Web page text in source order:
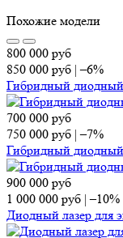
Похожие модели
800 000 руб
850 000 руб |–6%
Гибридный
700 000 руб
750 000 руб |–7%
Гибридный
900 000 руб
1 000 000 руб |–10%
Диодный лазер для